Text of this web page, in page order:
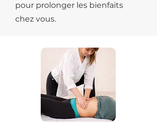
pour prolonger les bienfaits
chez vous.